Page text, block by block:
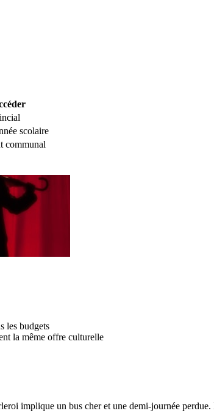
scolaire
communal
les budgets
la même offre culturelle
implique un bus cher et une demi-journée